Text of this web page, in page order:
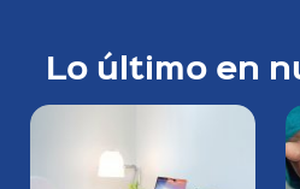
Lo último en